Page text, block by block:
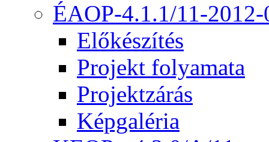
ÉAOP-4.1.1/11-2012-
Előkészítés
Projekt folyamata
Projektzárás
Képgaléria